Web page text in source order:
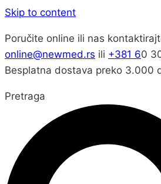
Skip to content
Poručite online ili nas
online@newmed.rs ili +381 60
Besplatna dostava preko 3.000
Pretraga